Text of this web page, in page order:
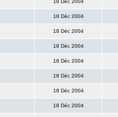
18 Déc 2004
18 Déc 2004
18 Déc 2004
18 Déc 2004
18 Déc 2004
18 Déc 2004
18 Déc 2004
18 Déc 2004